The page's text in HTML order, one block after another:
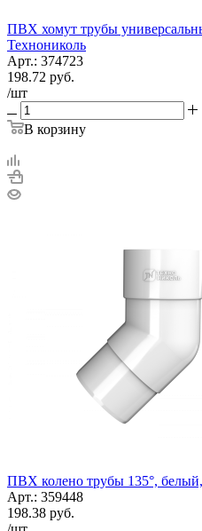
ПВХ хомут трубы
Технониколь
Арт.: 374723
198.72 руб.
/шт
В корзину
ПВХ колено трубы 135°,
Арт.: 359448
198.38 руб.